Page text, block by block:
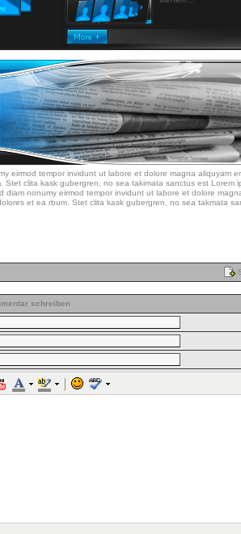
eirmod tempor invidunt ut labore et dolore magna aliquyam
clita kask gubergren, no sea takimata sanctus est Lorem
diam nonumy eirmod tempor invidunt ut labore et dolore
et ea rbum. Stet clita kask gubergren, no sea takmata
schreiben